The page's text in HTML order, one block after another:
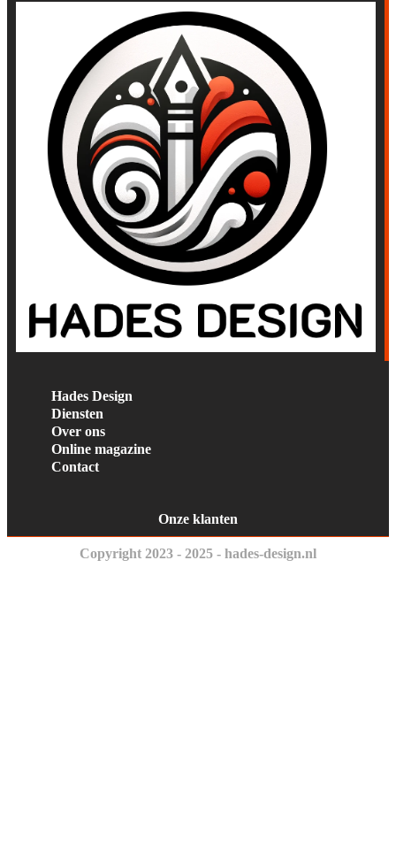
Hades Design
Diensten
Over ons
Online magazine
Contact
Onze klanten
Copyright 2023 - 2025 - hades-design.nl